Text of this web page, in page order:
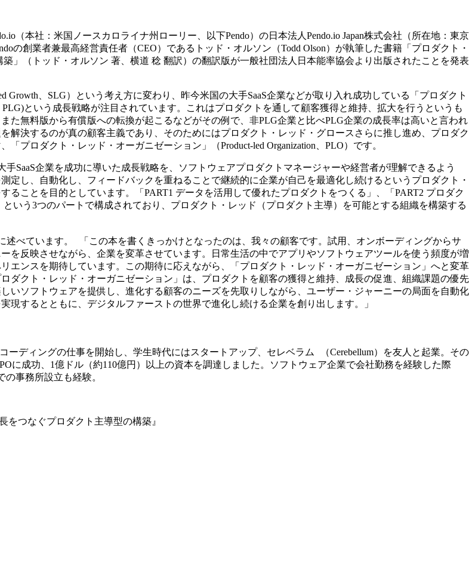
（本社：米国ノースカロライナ州ローリー、以下Pendo）の日本法人Pendo.io Japan株式会社（所在地：東京
の創業者兼最高経営責任者（CEO）であるトッド・オルソン（Todd Olson）が執筆した書籍「プロダクト・
」（トッド・オルソン 著、横道 稔 翻訳）の翻訳版が一般社団法人日本能率協会より出版されたことを発表
、SLG）という考え方に変わり、昨今米国の大手SaaS企業などが取り入れ成功している「プロダクト
という成長戦略が注目されています。これはプロダクトを通して顧客獲得と維持、拡大を行うというも
た無料版から有償版への転換が起こるなどがその例で、非PLG企業と比べPLG企業の成長率は高いと言われ
解決するのが真の顧客主義であり、そのためにはプロダクト・レッド・グロースさらに推し進め、プロダク
プロダクト・レッド・オーガニゼーション」（Product-led Organization、PLO）です。
SaaS企業を成功に導いた成長戦略を、ソフトウェアプロダクトマネージャーや経営者が理解できるよう
し、自動化し、フィードバックを重ねることで継続的に企業が自己を最適化し続けるというプロダクト・
ことを目的としています。「PART1 データを活用して優れたプロダクトをつくる」、「PART2 プロダク
いう3つのパートで構成されており、プロダクト・レッド（プロダクト主導）を可能とする組織を構築する
述べています。 「この本を書くきっかけとなったのは、我々の顧客です。試用、オンボーディングからサ
を反映させながら、企業を変革させています。日常生活の中でアプリやソフトウェアツールを使う頻度が増
エンスを期待しています。この期待に応えながら、「プロダクト・レッド・オーガニゼーション」へと変革
ダクト・レッド・オーガニゼーション」は、プロダクトを顧客の獲得と維持、成長の促進、組織課題の優先
いソフトウェアを提供し、進化する顧客のニーズを先取りしながら、ユーザー・ジャーニーの局面を自動化
するとともに、デジタルファーストの世界で進化し続ける企業を創り出します。」
ーディングの仕事を開始し、学生時代にはスタートアップ、セレベラム （Cerebellum）を友人と起業。その
に成功、1億ドル（約110億円）以上の資本を調達しました。ソフトウェア企業で会社勤務を経験した際
事務所設立も経験。
をつなぐプロダクト主導型の構築』